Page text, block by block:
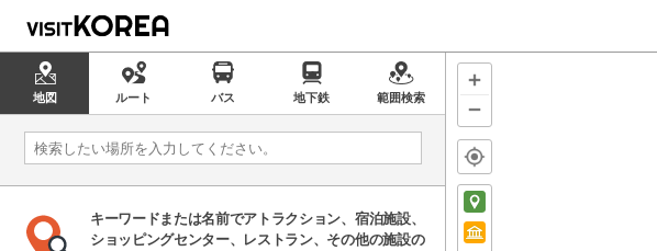
地図 ルート バス 地下鉄 範囲検索
キーワードまたは名前でアトラクション、宿泊施設、
ショッピングセンター、レストラン、その他の施設の